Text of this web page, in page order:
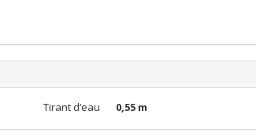
Tirant d’eau 0,55 m